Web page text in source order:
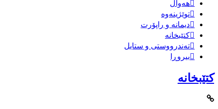
هەواڵ
توێژینەوە
دیمانە و راپۆرت
کتێبخانە
تەندرووستی و ستایل
بیروڕا
کتێبخانە